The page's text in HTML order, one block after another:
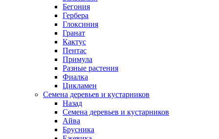
Бегония
Гербера
Глоксиния
Гранат
Кактус
Пентас
Примула
Разные растения
Фиалка
Цикламен
Семена деревьев и кустарников
Назад
Семена деревьев и кустарников
Айва
Брусника